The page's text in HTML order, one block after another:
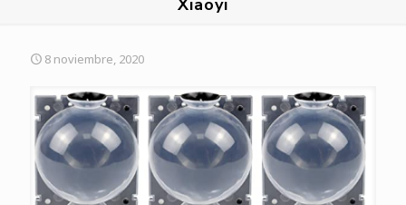
Xiaoyi
8 noviembre, 2020